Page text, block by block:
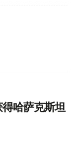
哈萨克斯坦